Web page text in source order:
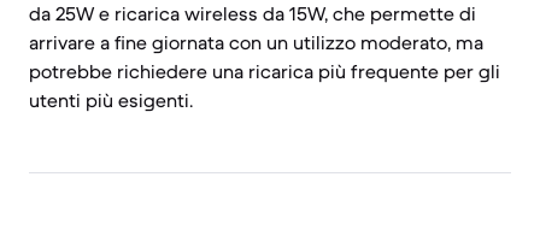
da 25W e ricarica wireless da 15W, che permette di
arrivare a fine giornata con un utilizzo moderato, ma
potrebbe richiedere una ricarica più frequente per gli
utenti più esigenti.